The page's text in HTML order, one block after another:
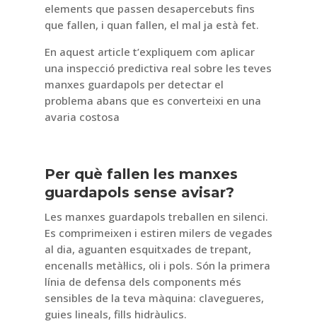
elements que passen desapercebuts fins
que fallen, i quan fallen, el mal ja està fet.
En aquest article t’expliquem com aplicar
una inspecció predictiva real sobre les teves
manxes guardapols per detectar el
problema abans que es converteixi en una
avaria costosa
Per què fallen les manxes
guardapols sense avisar?
Les manxes guardapols treballen en silenci.
Es comprimeixen i estiren milers de vegades
al dia, aguanten esquitxades de trepant,
encenalls metàl·lics, oli i pols. Són la primera
línia de defensa dels components més
sensibles de la teva màquina: clavegueres,
guies lineals, fills hidràulics.